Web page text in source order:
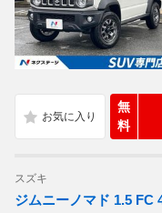
無
料
スズキ
ジムニーノマド 1.5 FC